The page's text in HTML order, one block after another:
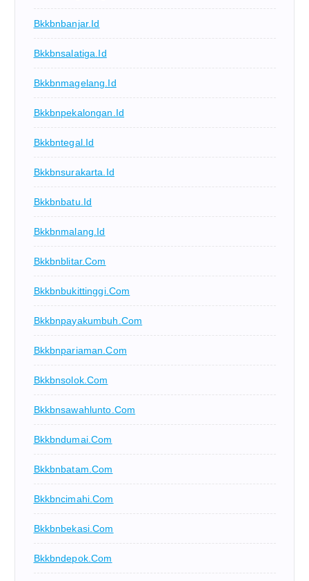
Bkkbnbanjar.id
Bkkbnsalatiga.id
Bkkbnmagelang.id
Bkkbnpekalongan.id
Bkkbntegal.id
Bkkbnsurakarta.id
Bkkbnbatu.id
Bkkbnmalang.id
Bkkbnblitar.com
Bkkbnbukittinggi.com
Bkkbnpayakumbuh.com
Bkkbnpariaman.com
Bkkbnsolok.com
Bkkbnsawahlunto.com
Bkkbndumai.com
Bkkbnbatam.com
Bkkbncimahi.com
Bkkbnbekasi.com
Bkkbndepok.com